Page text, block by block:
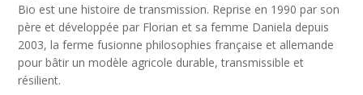
Bio est une histoire de transmission. Reprise en 1990 par son
père et développée par Florian et sa femme Daniela depuis
2003, la ferme fusionne philosophies française et allemande
pour bâtir un modèle agricole durable, transmissible et
résilient.